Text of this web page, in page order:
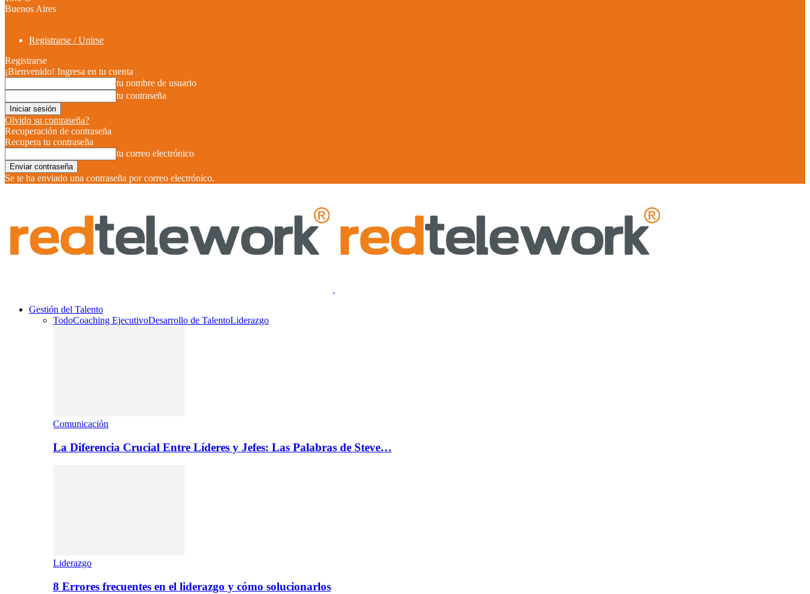
Buenos Aires
Registrarse / Unirse
Registrarse
¡Bienvenido! Ingresa en tu cuenta
tu nombre de usuario
tu contraseña
Olvido su contraseña?
Recuperación de contraseña
Recupera tu contraseña
tu correo electrónico
Se te ha enviado una contraseña por correo electrónico.
Gestión del Talento
TodoCoaching EjecutivoDesarrollo de TalentoLiderazgo
Comunicación
La Diferencia Crucial Entre Líderes y Jefes: Las Palabras de Steve…
Liderazgo
8 Errores frecuentes en el liderazgo y cómo solucionarlos